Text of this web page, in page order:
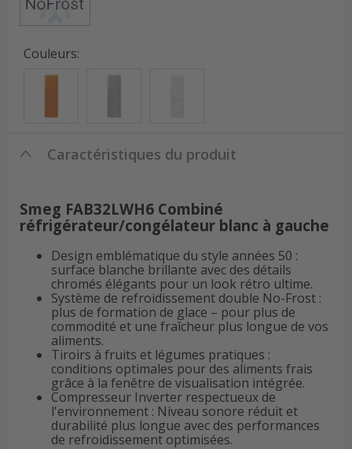
Couleurs:
Caractéristiques du produit
Smeg FAB32LWH6 Combiné
réfrigérateur/congélateur blanc à gauche
Design emblématique du style années 50 :
surface blanche brillante avec des détails
chromés élégants pour un look rétro ultime.
Système de refroidissement double No-Frost :
plus de formation de glace – pour plus de
commodité et une fraîcheur plus longue de vos
aliments.
Tiroirs à fruits et légumes pratiques :
conditions optimales pour des aliments frais
grâce à la fenêtre de visualisation intégrée.
Compresseur Inverter respectueux de
l'environnement : Niveau sonore réduit et
durabilité plus longue avec des performances
de refroidissement optimisées.